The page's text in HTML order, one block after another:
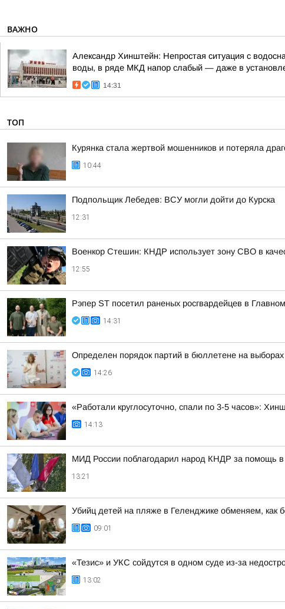
ВАЖНО
Александр Хинштейн: Непростая ситуация с
воды, в ряде МКД напор слабый — даже в
14:31
ТОП
Курянка стала жертвой мошенников и потеряла
10:44
Подпольщик Лебедев: ВСУ могли дойти до Курска
12:31
Военкор Стешин: КНДР использует зону СВО в
12:55
Рэпер ST посетил раненых росгвардейцев в
14:31
Определен порядок партий в бюллетене на
14:26
«Работали круглосуточно, спали по 3-5 часов»:
14:13
МИД России поблагодарил народ КНДР за помощь в
13:21
Убийц детей на пляже в Геленджике обменяем, как
09:01
«Тезис» и УКС сойдутся в одном суде из-за
13:02